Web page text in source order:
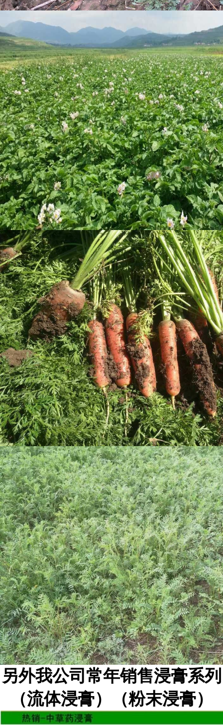
另外我公司常年销售浸膏系列
（流体浸膏）（粉末浸膏）